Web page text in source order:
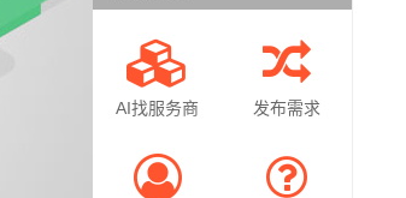
AI找服务商 发布需求